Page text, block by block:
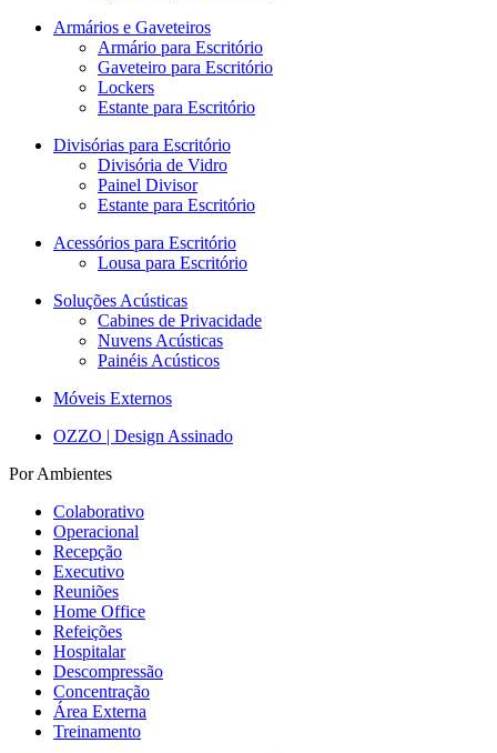
Armários e Gaveteiros
Armário para Escritório
Gaveteiro para Escritório
Lockers
Estante para Escritório
Divisórias para Escritório
Divisória de Vidro
Painel Divisor
Estante para Escritório
Acessórios para Escritório
Lousa para Escritório
Soluções Acústicas
Cabines de Privacidade
Nuvens Acústicas
Painéis Acústicos
Móveis Externos
OZZO | Design Assinado
Por Ambientes
Colaborativo
Operacional
Recepção
Executivo
Reuniões
Home Office
Refeições
Hospitalar
Descompressão
Concentração
Área Externa
Treinamento